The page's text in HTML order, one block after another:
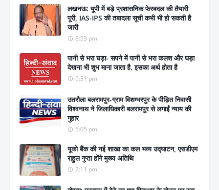
लखनऊ: यूपी में बड़े प्रशासनिक फेरबदल की तैयारी
पूरी, IAS-IPS की तबादला सूची कभी भी हो सकती है
जारी
8:53 pm
पानी से भरा घड़ा- सपने में पानी से भरा कलश और घड़ा
देखना भी शुभ माना जाता है. इसका अर्थ होता है
6:31 pm
उतरौला बलरामपुर-ग्राम विशम्भरपुर के पीड़ित निवासी
विश्वनाथ ने जिलाधिकारी बलरामपुर से लगाईं न्याय की
गुहार
5:05 pm
यूको बैंक की नई शाखा का कल भव्य उद्घाटन, एसडीएम
राहुल गुप्ता होंगे मुख्य अतिथि
2:11 pm